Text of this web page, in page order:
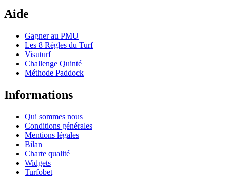
Aide
Gagner au PMU
Les 8 Règles du Turf
Visuturf
Challenge Quinté
Méthode Paddock
Informations
Qui sommes nous
Conditions générales
Mentions légales
Bilan
Charte qualité
Widgets
Turfobet